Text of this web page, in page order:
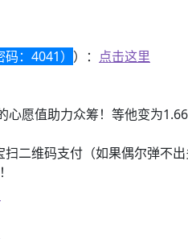
：4041） ）： 点击这里
愿值助力众筹！等他变为1.66
扫二维码支付（如果偶尔弹不